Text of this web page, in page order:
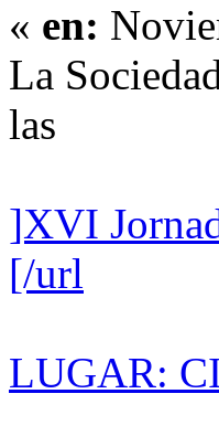
« en:
La
las
]XVI
[/url
LUGAR: